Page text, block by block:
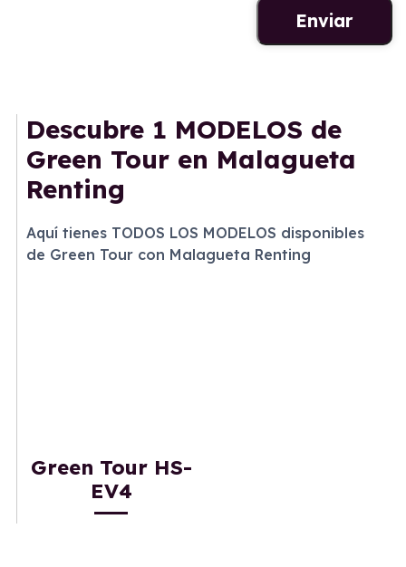
Descubre 1 MODELOS de
Green Tour en Malagueta
Renting
Aquí tienes TODOS LOS MODELOS disponibles
de Green Tour con Malagueta Renting
Green Tour HS-
EV4